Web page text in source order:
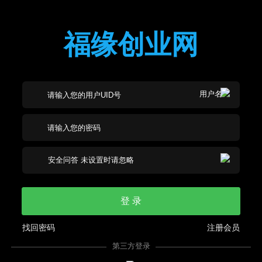
福缘创业网
登 录
注册会员
找回密码
第三方登录